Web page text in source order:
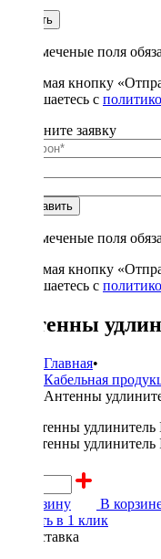
Купить
* - отмеченые поля
Нажимая кнопку
соглашаетесь с
Заполните заявку
Отправить
* - отмеченые поля
Нажимая кнопку
соглашаетесь с
Антенны
Главная•
Кабельная
Антенны
В корзину
В
Купить в 1 клик